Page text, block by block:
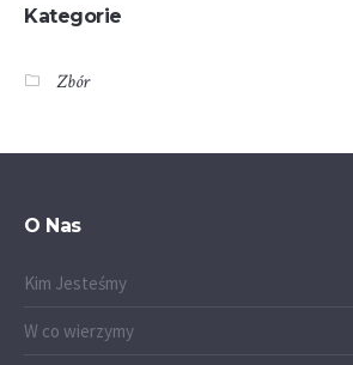
Kategorie
Zbór
O Nas
Kim Jesteśmy
W co wierzymy